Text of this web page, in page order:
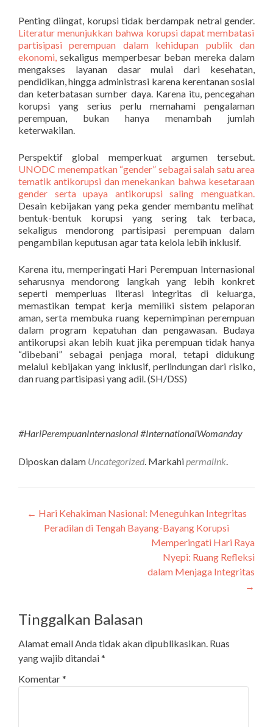
Penting diingat, korupsi tidak berdampak netral gender.
Literatur menunjukkan bahwa korupsi dapat membatasi
partisipasi perempuan dalam kehidupan publik dan
ekonomi, sekaligus memperbesar beban mereka dalam
mengakses layanan dasar mulai dari kesehatan,
pendidikan, hingga administrasi karena kerentanan sosial
dan keterbatasan sumber daya. Karena itu, pencegahan
korupsi yang serius perlu memahami pengalaman
perempuan, bukan hanya menambah jumlah
keterwakilan.
Perspektif global memperkuat argumen tersebut.
UNODC menempatkan “gender” sebagai salah satu area
tematik antikorupsi dan menekankan bahwa kesetaraan
gender serta upaya antikorupsi saling menguatkan.
Desain kebijakan yang peka gender membantu melihat
bentuk-bentuk korupsi yang sering tak terbaca,
sekaligus mendorong partisipasi perempuan dalam
pengambilan keputusan agar tata kelola lebih inklusif.
Karena itu, memperingati Hari Perempuan Internasional
seharusnya mendorong langkah yang lebih konkret
seperti memperluas literasi integritas di keluarga,
memastikan tempat kerja memiliki sistem pelaporan
aman, serta membuka ruang kepemimpinan perempuan
dalam program kepatuhan dan pengawasan. Budaya
antikorupsi akan lebih kuat jika perempuan tidak hanya
“dibebani” sebagai penjaga moral, tetapi didukung
melalui kebijakan yang inklusif, perlindungan dari risiko,
dan ruang partisipasi yang adil. (SH/DSS)
#HariPerempuanInternasional #InternationalWomanday
Diposkan dalam Uncategorized. Markahipermalink.
Navigasi
← Hari Kehakiman Nasional: Meneguhkan Integritas
Peradilan di Tengah Bayang-Bayang Korupsi
Memperingati Hari Raya
Nyepi: Ruang Refleksi
dalam Menjaga Integritas
→
Tinggalkan Balasan
Alamat email Anda tidak akan dipublikasikan. Ruas
yang wajib ditandai*
Komentar*